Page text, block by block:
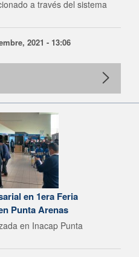
a través del sistema
2021 - 13:06
en 1era Feria
Punta Arenas
en Inacap Punta